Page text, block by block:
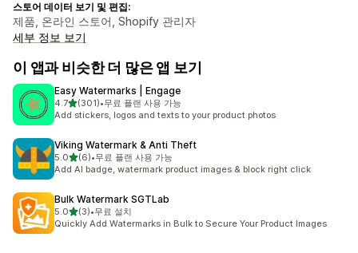
스토어 데이터 보기 및 편집:
제품, 온라인 스토어, Shopify 관리자
세부 정보 보기
이 앱과 비슷한 더 많은 앱 보기
Easy Watermarks | Engage
4.7별 5개 중
(301)
총 리뷰 301개
•무료 플랜 사용 가능
Add stickers, logos and texts to your product photos
Viking Watermark & Anti Theft
5.0별 5개 중
(6)
총 리뷰 6개
•무료 플랜 사용 가능
Add AI badge, watermark product images & block right click
Bulk Watermark SGTLab
5.0별 5개 중
(3)
총 리뷰 3개
•무료 설치
Quickly Add Watermarks in Bulk to Secure Your Product Images